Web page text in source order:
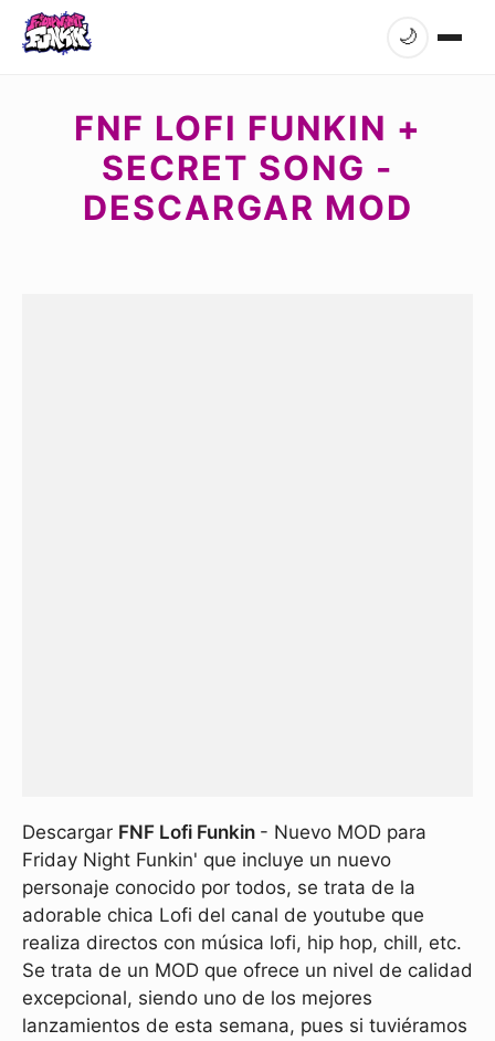
🌙
FNF LOFI FUNKIN +
SECRET SONG -
DESCARGAR MOD
Descargar FNF Lofi Funkin - Nuevo MOD para
Friday Night Funkin' que incluye un nuevo
personaje conocido por todos, se trata de la
adorable chica Lofi del canal de youtube que
realiza directos con música lofi, hip hop, chill, etc.
Se trata de un MOD que ofrece un nivel de calidad
excepcional, siendo uno de los mejores
lanzamientos de esta semana, pues si tuviéramos